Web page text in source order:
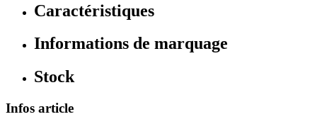
Caractéristiques
Informations de marquage
Stock
Infos article